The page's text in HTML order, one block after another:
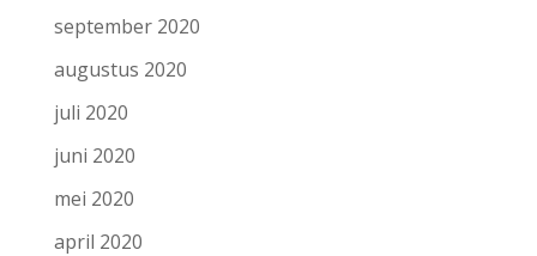
september 2020
augustus 2020
juli 2020
juni 2020
mei 2020
april 2020